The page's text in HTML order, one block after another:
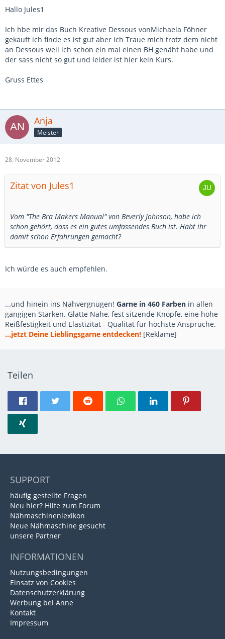
Hallo Jules1
Ich hbe mir das Buch Kreative Dessous vonMichaela Föhner
gekauft ich finde es ist gut aber ich Traue mich trotz dem nicht
an Dessous weil ich schon ein mal einen BH genäht habe und
der sass nicht so gut und leider ist hier kein Kurs.
Gruss Ettes
Anja
Meister
28. November 2012
Zitat von Jules1
Vom "The Bra Makers Manual" von Beverly Johnson, habe ich
schon gehört, dass es ein gutes umfassendes Buch ist. Habt ihr
damit schon Erfahrungen gemacht?
Ich würde es auch empfehlen.
...und hinein ins Nähvergnügen! Garne in 460 Farben in allen
gängigen Stärken. Glatte Nähe, fest sitzende Knöpfe, eine hohe
Reißfestigkeit und Elastizität - Qualität für höchste Ansprüche.
...jetzt Deine Lieblingsgarne entdecken! [Reklame]
Teilen
SUPPORT
häufig gestellte Fragen
Neu hier? Hilfe zum Forum
Nähmaschinenlexikon
Neue Nähmaschine gesucht
unsere Partner
INFORMATIONEN
Nutzungsbedingungen
Einsatz von Cookies
Datenschutzerklärung
Werbung bei Anne
Kontakt
Impressum